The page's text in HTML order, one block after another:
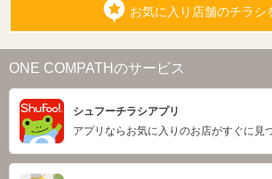
お気に入り店舗のチラシ
ONE COMPATHのサービス
シュフーチラシアプリ
アプリならお気に入りのお店がすぐに見